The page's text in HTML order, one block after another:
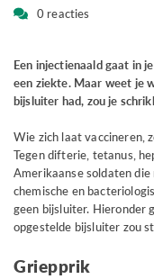
0 reacties
Een injectienaald gaat in
een ziekte. Maar weet je
bijsluiter had, zou je
Wie zich laat vaccineren,
Tegen difterie, tetanus,
Amerikaanse soldaten
chemische en
geen bijsluiter. Hieronder
opgestelde bijsluiter zou
Griepprik